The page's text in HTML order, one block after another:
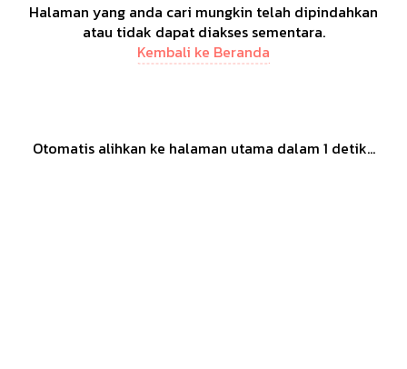
Halaman yang anda cari mungkin telah dipindahkan
atau tidak dapat diakses sementara.
Kembali ke Beranda
Otomatis alihkan ke halaman utama dalam 1 detik...